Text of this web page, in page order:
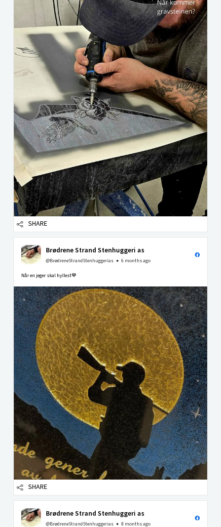
SHARE
Brødrene Strand Stenhuggeri as
@BrødreneStrandStenhuggerias 6 months ago
Når en jeger skal hyllest💙
SHARE
Brødrene Strand Stenhuggeri as
@BrødreneStrandStenhuggerias 8 months ago